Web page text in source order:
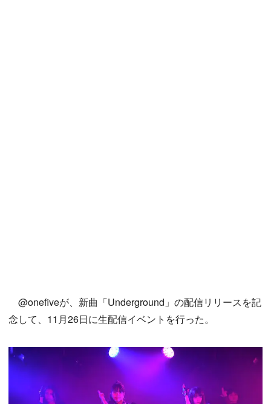
@onefiveが、新曲「Underground」の配信リリースを記
念して、11月26日に生配信イベントを行った。